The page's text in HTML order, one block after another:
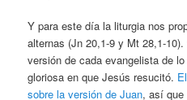
Y para este día la liturgia nos
alternas (Jn 20,1-9 y Mt 28,1-
versión de cada evangelista de
gloriosa en que Jesús resucitó.
sobre la versión de Juan, así que